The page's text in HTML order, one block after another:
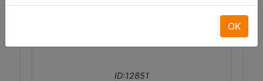
ID:12851
OK